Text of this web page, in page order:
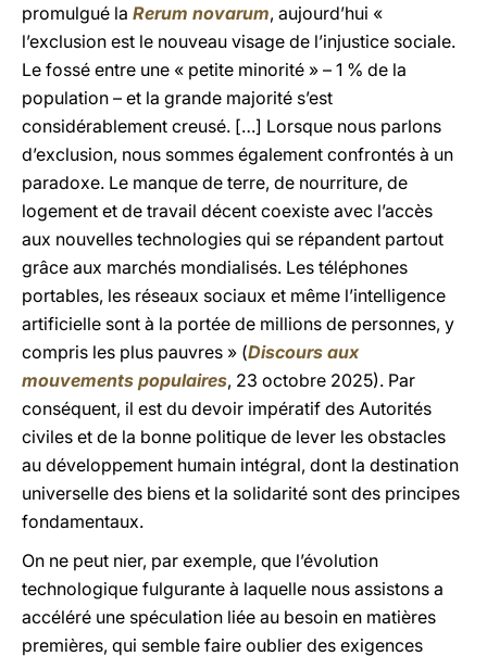
promulgué la Rerum novarum, aujourd’hui «
l’exclusion est le nouveau visage de l’injustice sociale.
Le fossé entre une « petite minorité » – 1 % de la
population – et la grande majorité s’est
considérablement creusé. […] Lorsque nous parlons
d’exclusion, nous sommes également confrontés à un
paradoxe. Le manque de terre, de nourriture, de
logement et de travail décent coexiste avec l’accès
aux nouvelles technologies qui se répandent partout
grâce aux marchés mondialisés. Les téléphones
portables, les réseaux sociaux et même l’intelligence
artificielle sont à la portée de millions de personnes, y
compris les plus pauvres » (Discours aux
mouvements populaires, 23 octobre 2025). Par
conséquent, il est du devoir impératif des Autorités
civiles et de la bonne politique de lever les obstacles
au développement humain intégral, dont la destination
universelle des biens et la solidarité sont des principes
fondamentaux.
On ne peut nier, par exemple, que l’évolution
technologique fulgurante à laquelle nous assistons a
accéléré une spéculation liée au besoin en matières
premières, qui semble faire oublier des exigences